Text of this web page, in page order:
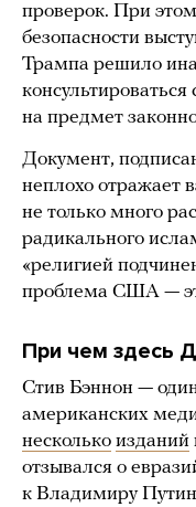
проверок. При
безопасности
Трампа решило
на предмет
Документ,
неплохо отражает
не только много
радикального
«религией
проблема США —
При чем здесь
Стив Бэннон —
американских
несколько изданий
отзывался о
к Владимиру